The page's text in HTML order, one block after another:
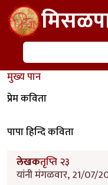
Skip to main content
शोध
मुख्य पान
प्रेम कविता
पापा हिन्दि कविता
लेखकतृप्ति २३
यांनी मंगळवार, 21/07/